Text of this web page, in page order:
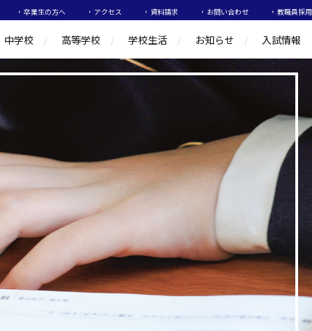
卒業生の方へ アクセス 資料請求 お問い合わせ 教職員採用
中学校 高等学校 学校生活 お知らせ 入試情報